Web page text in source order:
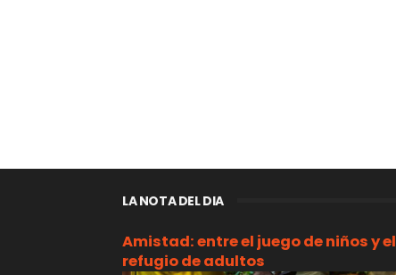
LA NOTA DEL DIA
Amistad: entre el juego de niños y el
refugio de adultos